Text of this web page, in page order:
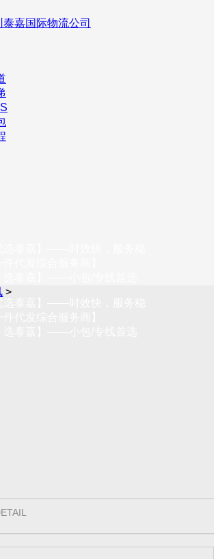
选泰嘉】——时效快，服务稳
选泰嘉】——小包/专线首选
>